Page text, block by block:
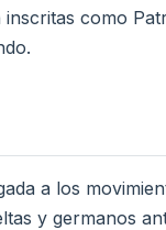
como
a los
y germanos